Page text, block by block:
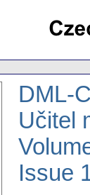
DML-
Učitel
Issue